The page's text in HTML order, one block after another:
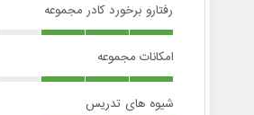
رفتارو برخورد کادر مجموعه
امکانات مجموعه
شیوه های تدریس